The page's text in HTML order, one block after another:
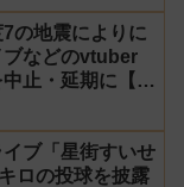
7の地震によりに
ブなどのvtuber
止・延期に【不
イブ「星街すいせ
ロの投球を披露